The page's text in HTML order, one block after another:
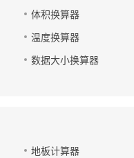
体积换算器
温度换算器
数据大小换算器
地板计算器